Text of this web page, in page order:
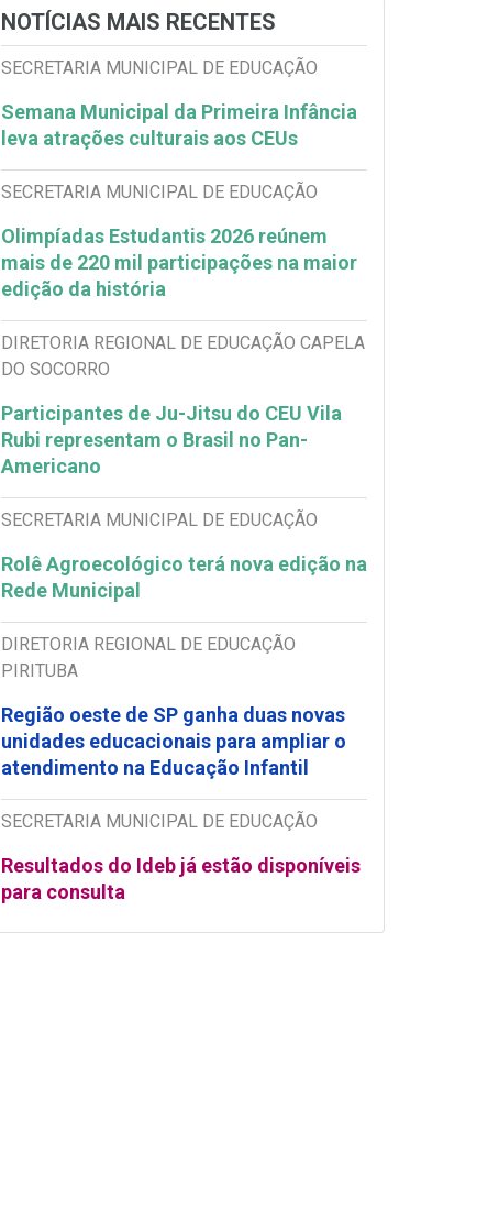
NOTÍCIAS MAIS RECENTES
SECRETARIA MUNICIPAL DE EDUCAÇÃO
Semana Municipal da Primeira Infância
leva atrações culturais aos CEUs
SECRETARIA MUNICIPAL DE EDUCAÇÃO
Olimpíadas Estudantis 2026 reúnem
mais de 220 mil participações na maior
edição da história
DIRETORIA REGIONAL DE EDUCAÇÃO CAPELA
DO SOCORRO
Participantes de Ju-Jitsu do CEU Vila
Rubi representam o Brasil no Pan-
Americano
SECRETARIA MUNICIPAL DE EDUCAÇÃO
Rolê Agroecológico terá nova edição na
Rede Municipal
DIRETORIA REGIONAL DE EDUCAÇÃO
PIRITUBA
Região oeste de SP ganha duas novas
unidades educacionais para ampliar o
atendimento na Educação Infantil
SECRETARIA MUNICIPAL DE EDUCAÇÃO
Resultados do Ideb já estão disponíveis
para consulta